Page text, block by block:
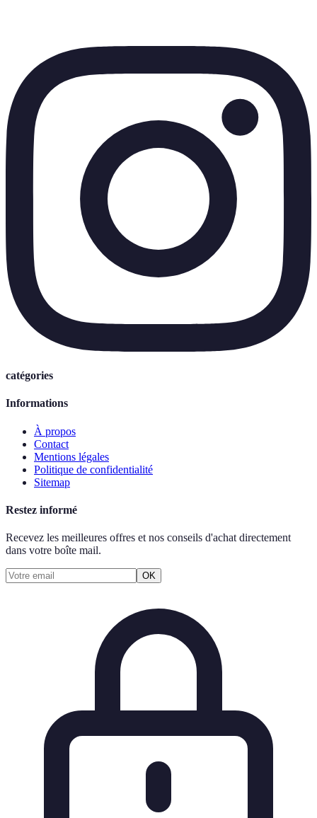
catégories
Informations
À propos
Contact
Mentions légales
Politique de confidentialité
Sitemap
Restez informé
Recevez les meilleures offres et nos conseils d'achat directement
dans votre boîte mail.
OK